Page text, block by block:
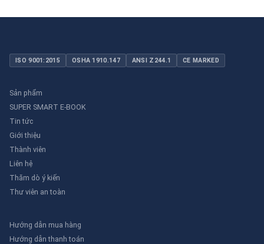
ISO 9001:2015 OSHA 1910.147 ANSI Z244.1 CE MARKED
Sản phẩm
SUPER SMART E-BOOK
Tin tức
Giới thiệu
Thành viên
Liên hệ
Thăm dò ý kiến
Thư viên an toàn
Hướng dẫn mua hàng
Hướng dẫn thanh toán